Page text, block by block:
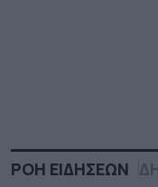
ΡΟΗ ΕΙΔΗΣΕΩΝ